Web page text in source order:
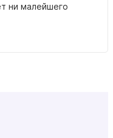
ни малейшего